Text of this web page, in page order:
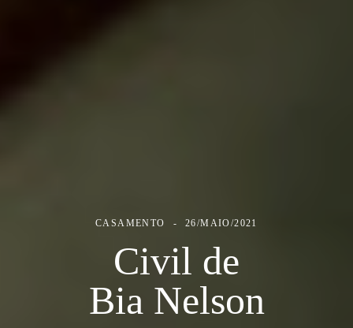
CASAMENTO 26/MAIO/2021
Civil de
Bia Nelson